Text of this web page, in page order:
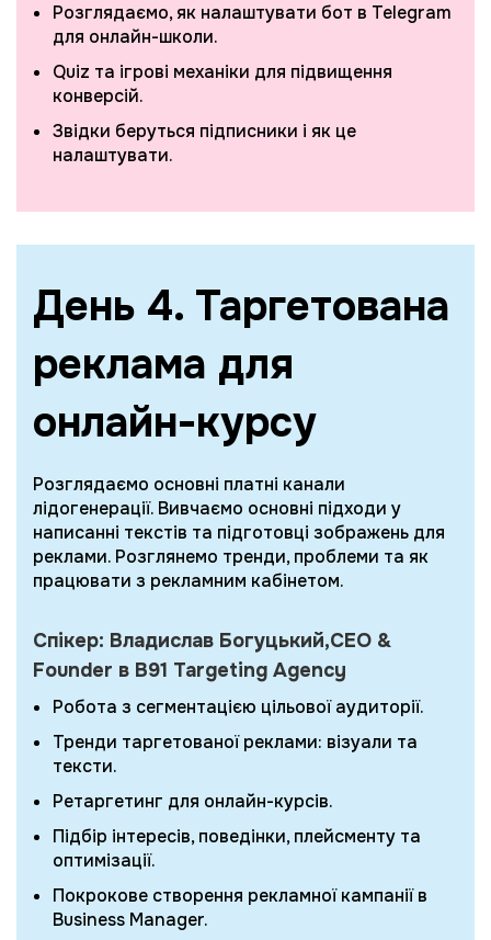
Розглядаємо, як налаштувати бот в Telegram
для онлайн-школи.
Quiz та ігрові механіки для підвищення
конверсій.
Звідки беруться підписники і як це
налаштувати.
День 4. Таргетована
реклама для
онлайн-курсу
Розглядаємо основні платні канали
лідогенерації. Вивчаємо основні підходи у
написанні текстів та підготовці зображень для
реклами. Розглянемо тренди, проблеми та як
працювати з рекламним кабінетом.
Спікер: Владислав Богуцький,CEO &
Founder в B91 Targeting Agency
Робота з сегментацією цільової аудиторії.
Тренди таргетованої реклами: візуали та
тексти.
Ретаргетинг для онлайн-курсів.
Підбір інтересів, поведінки, плейсменту та
оптимізації.
Покрокове створення рекламної кампанії в
Business Manager.